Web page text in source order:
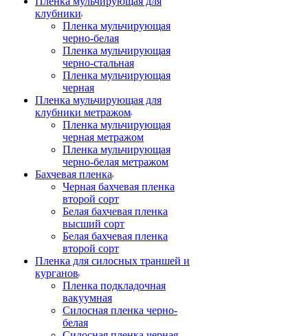
клубники
Пленка мульчирующая
черно-белая
Пленка мульчирующая
черно-стальная
Пленка мульчирующая
черная
Пленка мульчирующая для
клубники метражом
Пленка мульчирующая
черная метражом
Пленка мульчирующая
черно-белая метражом
Бахчевая пленка
Черная бахчевая пленка
второй сорт
Белая бахчевая пленка
высший сорт
Белая бахчевая пленка
второй сорт
Пленка для силосных траншей и
курганов
Пленка подкладочная
вакуумная
Силосная пленка черно-
белая